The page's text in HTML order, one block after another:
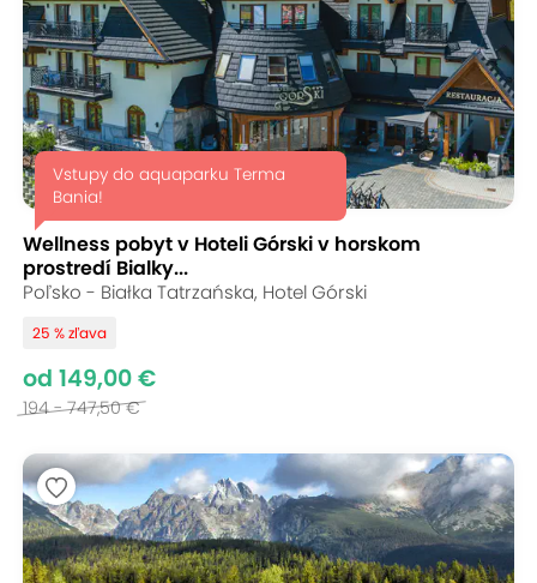
Vstupy do aquaparku Terma
Bania!
Wellness pobyt v Hoteli Górski v horskom
prostredí Bialky...
Poľsko - Białka Tatrzańska, Hotel Górski
25 % zľava
od 149,00 €
194 - 747,50 €